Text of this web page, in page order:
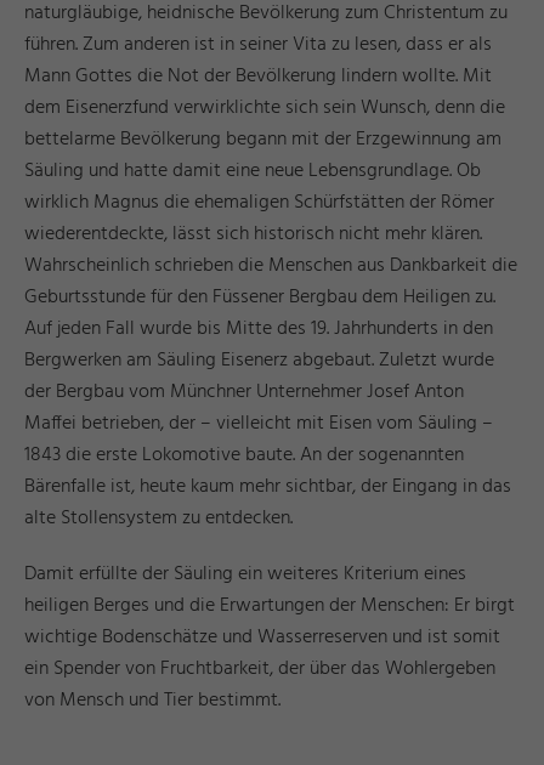
naturgläubige, heidnische Bevölkerung zum Christentum zu
führen. Zum anderen ist in seiner Vita zu lesen, dass er als
Mann Gottes die Not der Bevölkerung lindern wollte. Mit
dem Eisenerzfund verwirklichte sich sein Wunsch, denn die
bettelarme Bevölkerung begann mit der Erzgewinnung am
Säuling und hatte damit eine neue Lebensgrundlage. Ob
wirklich Magnus die ehemaligen Schürfstätten der Römer
wiederentdeckte, lässt sich historisch nicht mehr klären.
Wahrscheinlich schrieben die Menschen aus Dankbarkeit die
Geburtsstunde für den Füssener Bergbau dem Heiligen zu.
Auf jeden Fall wurde bis Mitte des 19. Jahrhunderts in den
Bergwerken am Säuling Eisenerz abgebaut. Zuletzt wurde
der Bergbau vom Münchner Unternehmer Josef Anton
Maffei betrieben, der – vielleicht mit Eisen vom Säuling –
1843 die erste Lokomotive baute. An der sogenannten
Bärenfalle ist, heute kaum mehr sichtbar, der Eingang in das
alte Stollensystem zu entdecken.
Damit erfüllte der Säuling ein weiteres Kriterium eines
heiligen Berges und die Erwartungen der Menschen: Er birgt
wichtige Bodenschätze und Wasserreserven und ist somit
ein Spender von Fruchtbarkeit, der über das Wohlergeben
von Mensch und Tier bestimmt.